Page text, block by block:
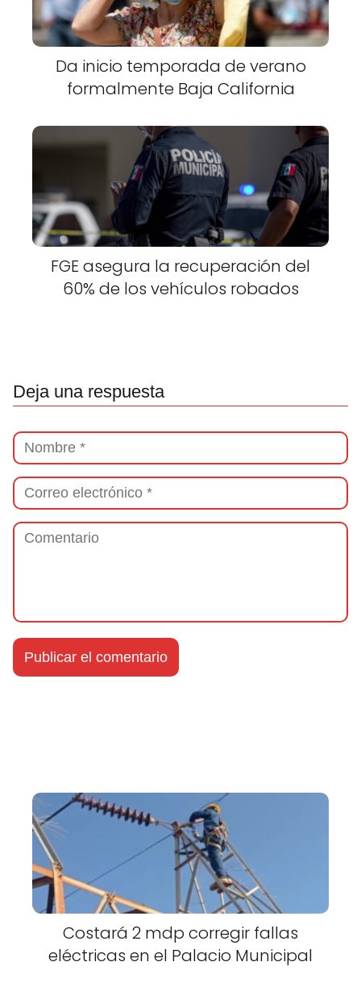
Da inicio temporada de verano
formalmente Baja California
FGE asegura la recuperación del
60% de los vehículos robados
Deja una respuesta
Costará 2 mdp corregir fallas
eléctricas en el Palacio Municipal